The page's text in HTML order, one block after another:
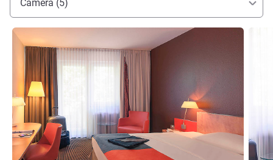
Camera (5)
Visualizza dettagli